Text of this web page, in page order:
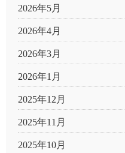
2026年5月
2026年4月
2026年3月
2026年1月
2025年12月
2025年11月
2025年10月